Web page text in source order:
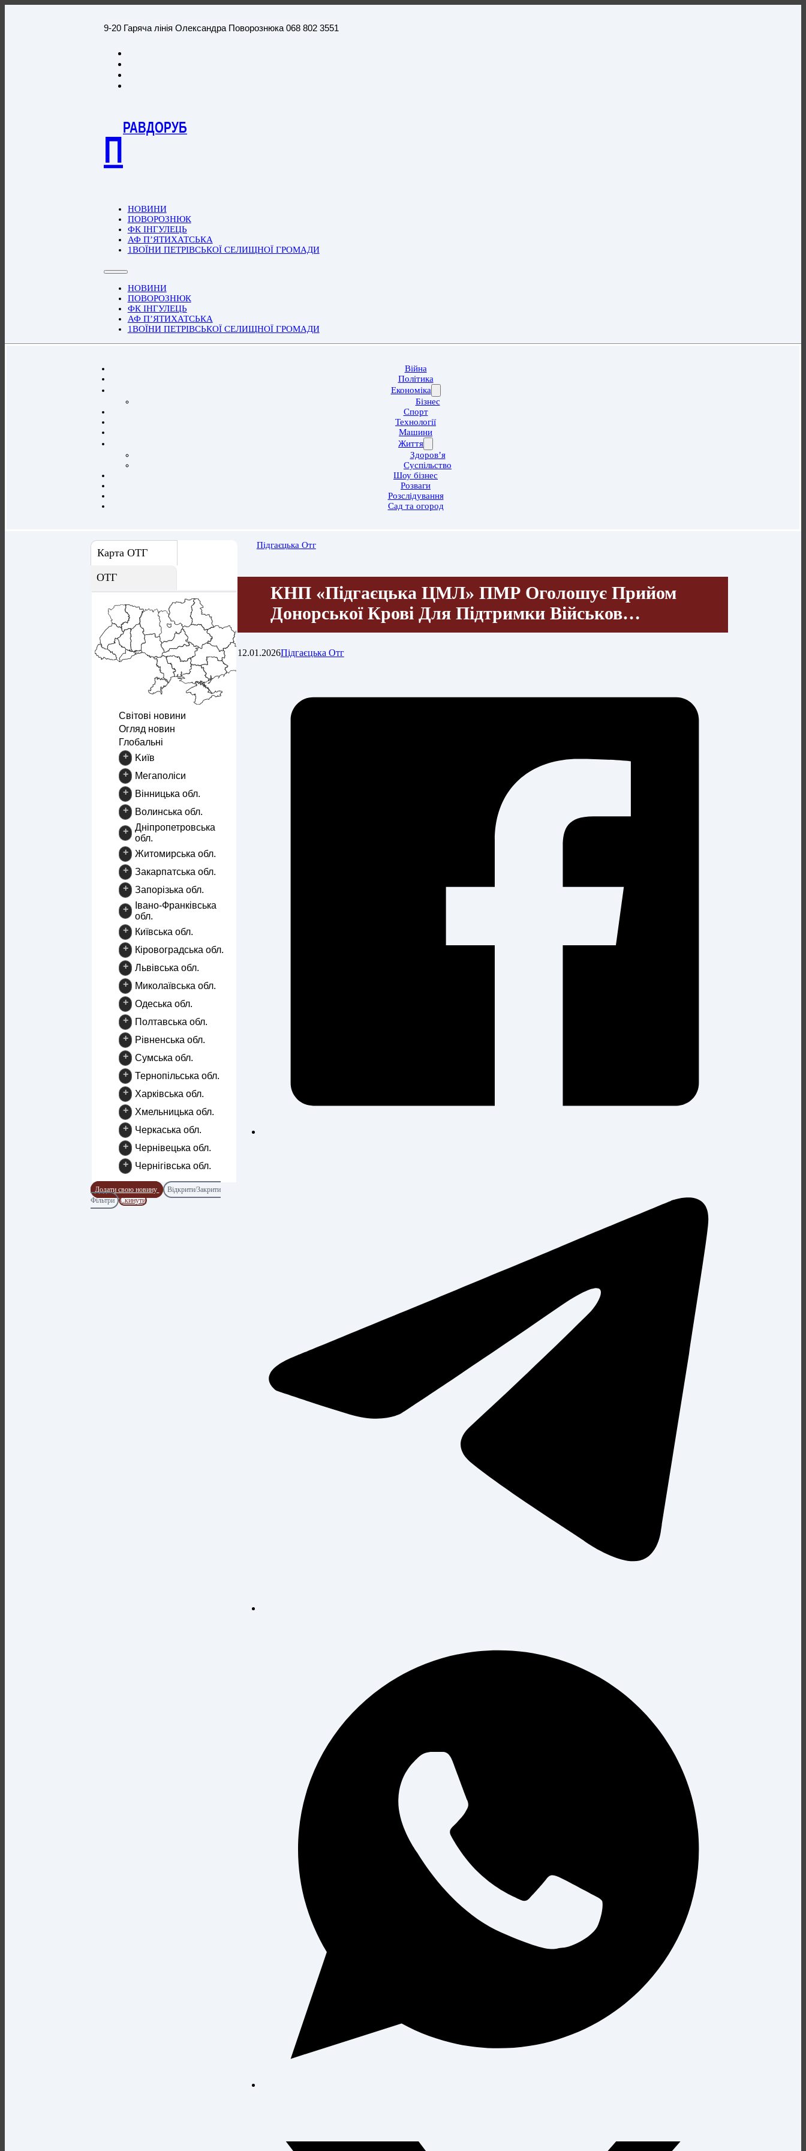
9-20 Гаряча лінія Олександра Поворознюка 068 802 3551
П
РАВДОРУБ
НОВИНИ
ПОВОРОЗНЮК
ФК ІНГУЛЕЦЬ
АФ П’ЯТИХАТСЬКА
1ВОЇНИ ПЕТРІВСЬКОЇ СЕЛИЩНОЇ ГРОМАДИ
НОВИНИ
ПОВОРОЗНЮК
ФК ІНГУЛЕЦЬ
АФ П’ЯТИХАТСЬКА
1ВОЇНИ ПЕТРІВСЬКОЇ СЕЛИЩНОЇ ГРОМАДИ
Війна
Політика
Економіка
Бізнес
Спорт
Технології
Машини
Життя
Здоров’я
Суспільство
Шоу бізнес
Розваги
Розслідування
Сад та огород
Карта ОТГ
ОТГ
Світові новини
Огляд новин
Глобальні
+
Kиїв
+
Mегаполіси
+
Вінницька обл.
+
Волинська обл.
+
Дніпропетровська
обл.
+
Житомирська обл.
+
Закарпатська обл.
+
Запорізька обл.
+
Івано-Франківська
обл.
+
Київська обл.
+
Кіровоградська обл.
+
Львівська обл.
+
Миколаївська обл.
+
Одеська обл.
+
Полтавська обл.
+
Рівненська обл.
+
Сумська обл.
+
Тернопільська обл.
+
Харківська обл.
+
Хмельницька обл.
+
Черкаська обл.
+
Чернівецька обл.
+
Чернігівська обл.
Додати свою новину
Відкрити/Закрити
Фільтри
Скинути
Підгаєцька Отг
КНП «Підгаєцька ЦМЛ» ПМР Оголошує Прийом
Донорської Крові Для Підтримки Військов…
12.01.2026Підгаєцька Отг